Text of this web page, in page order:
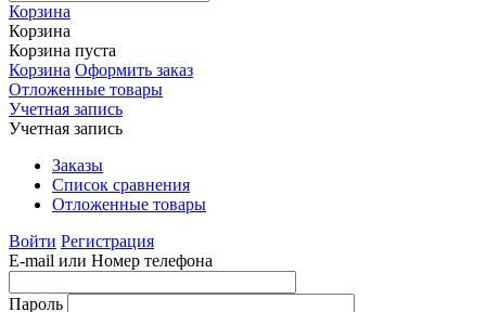
Корзина
Корзина
Корзина пуста
Корзина Оформить заказ
Отложенные товары
Учетная запись
Учетная запись
Заказы
Список сравнения
Отложенные товары
Войти Регистрация
E-mail или Номер телефона
Пароль